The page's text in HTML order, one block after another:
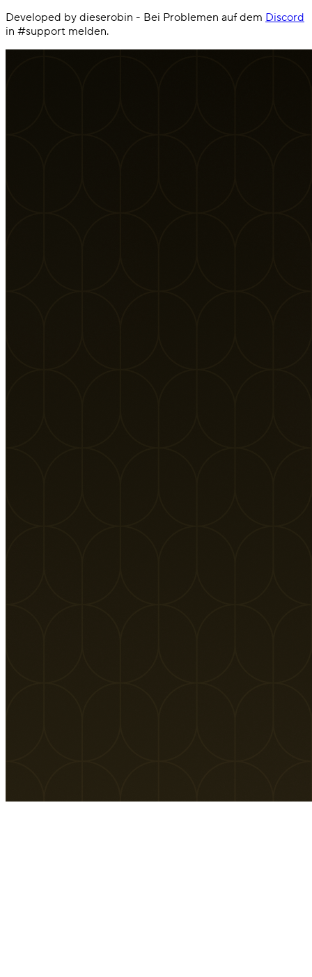
Developed by dieserobin - Bei Problemen auf dem Discord
in #support melden.